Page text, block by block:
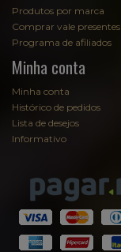
Produtos por marca
Comprar vale presentes
Programa de afiliados
Minha conta
Minha conta
Histórico de pedidos
Lista de desejos
Informativo